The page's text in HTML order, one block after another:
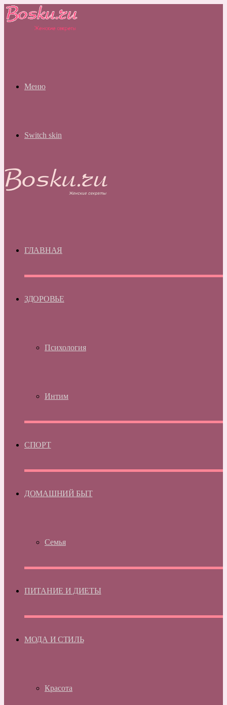
Меню
Switch skin
ГЛАВНАЯ
ЗДОРОВЬЕ
Психология
Интим
СПОРТ
ДОМАШНИЙ БЫТ
Семья
ПИТАНИЕ И ДИЕТЫ
МОДА И СТИЛЬ
Красота